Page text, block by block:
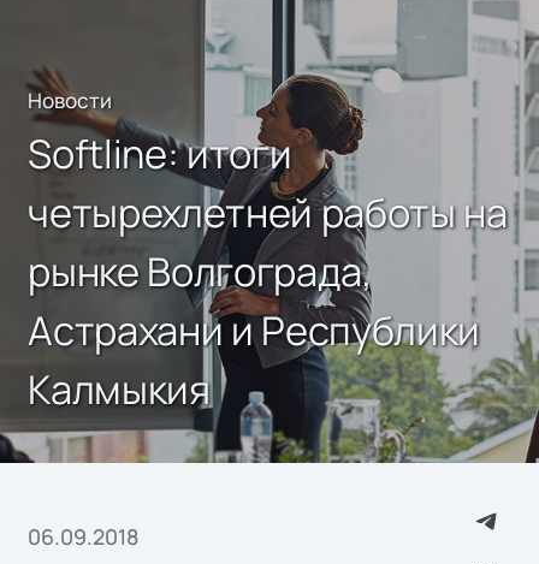
Новости
Softline: итоги
четырехлетней работы на
рынке Волгограда,
Астрахани и Республики
Калмыкия
06.09.2018